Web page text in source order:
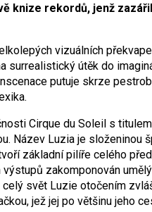
knize rekordů, jenž
vizuálních
surrealistický útěk do
putuje skrze
Cirque du Soleil s
Název Luzia je složeninou
základní pilíře celého
zakomponován
svět Luzie otočením
jež jej po většinu jeho